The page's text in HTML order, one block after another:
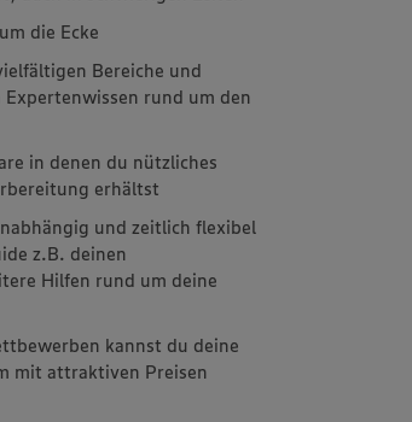
die Ecke
Bereiche und
rund um den
in denen du nützliches
erhältst
und zeitlich flexibel
z.B. deinen
Hilfen rund um deine
kannst du deine
mit attraktiven Preisen